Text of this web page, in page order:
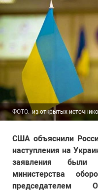
ФОТО: из открытых
США объяснили
наступления на
заявления были
министерства
председателем
корупцією